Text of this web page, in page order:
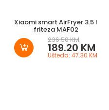
Xiaomi smart AirFryer 3.5 l
friteza MAF02
236.50 KM
189.20 KM
Ušteda: 47.30 KM